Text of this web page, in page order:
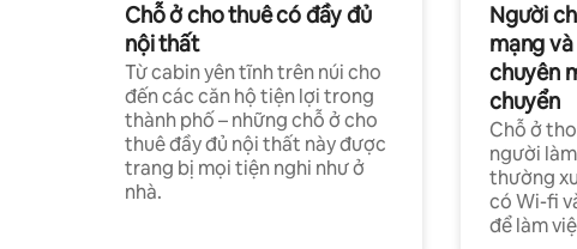
Chỗ ở cho thuê có đầy đủ
nội thất
Từ cabin yên tĩnh trên núi cho
đến các căn hộ tiện lợi trong
thành phố – những chỗ ở cho
thuê đầy đủ nội thất này được
trang bị mọi tiện nghi như ở
nhà.
Người
mạng
chuyên
chuyển
Chỗ ở
người
thường
có Wi-fi
để làm